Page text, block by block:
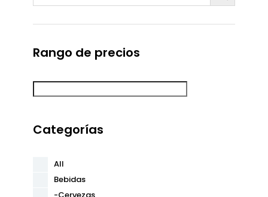
Rango de precios
Categorías
All
Bebidas